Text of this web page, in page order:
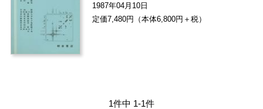
1987年04月10日
定価7,480円（本体6,800円＋税）
1件中 1-1件